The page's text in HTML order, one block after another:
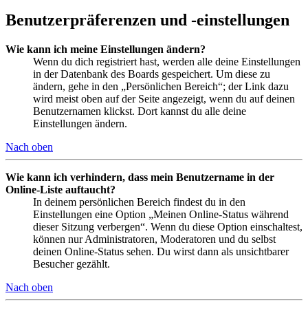
Benutzerpräferenzen und -einstellungen
Wie kann ich meine Einstellungen ändern?
Wenn du dich registriert hast, werden alle deine Einstellungen
in der Datenbank des Boards gespeichert. Um diese zu
ändern, gehe in den „Persönlichen Bereich“; der Link dazu
wird meist oben auf der Seite angezeigt, wenn du auf deinen
Benutzernamen klickst. Dort kannst du alle deine
Einstellungen ändern.
Nach oben
Wie kann ich verhindern, dass mein Benutzername in der
Online-Liste auftaucht?
In deinem persönlichen Bereich findest du in den
Einstellungen eine Option „Meinen Online-Status während
dieser Sitzung verbergen“. Wenn du diese Option einschaltest,
können nur Administratoren, Moderatoren und du selbst
deinen Online-Status sehen. Du wirst dann als unsichtbarer
Besucher gezählt.
Nach oben